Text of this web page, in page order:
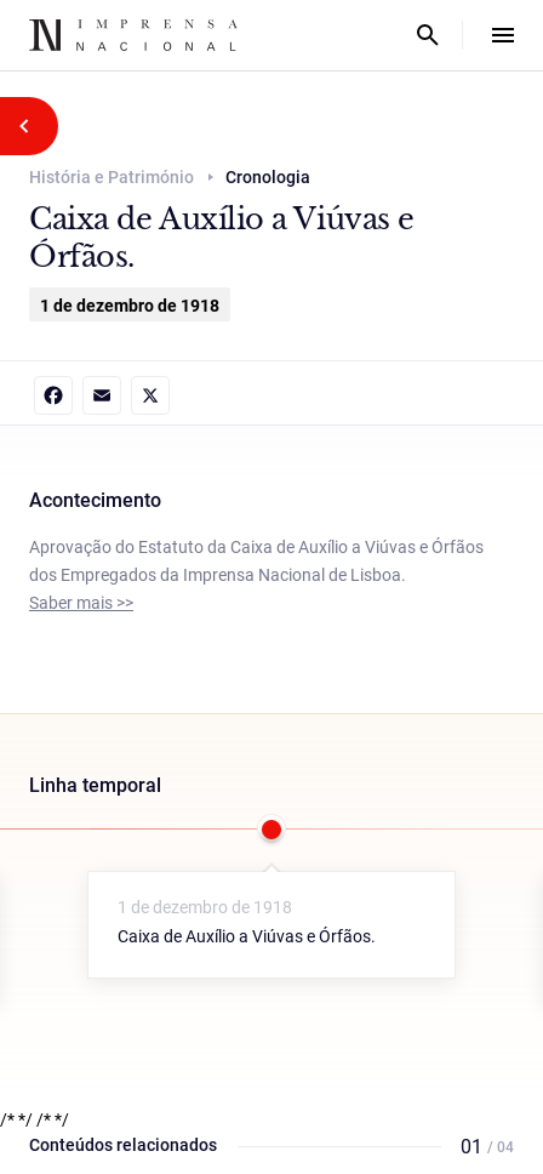
História e Património Cronologia
Caixa de Auxílio a Viúvas e
Órfãos.
1 de dezembro de 1918
Acontecimento
Aprovação do Estatuto da Caixa de Auxílio a Viúvas e Órfãos
dos Empregados da Imprensa Nacional de Lisboa.
Saber mais >>
Linha temporal
1 de dezembro de 1918
Caixa de Auxílio a Viúvas e Órfãos.
/* *//* */
Conteúdos relacionados
01 / 04